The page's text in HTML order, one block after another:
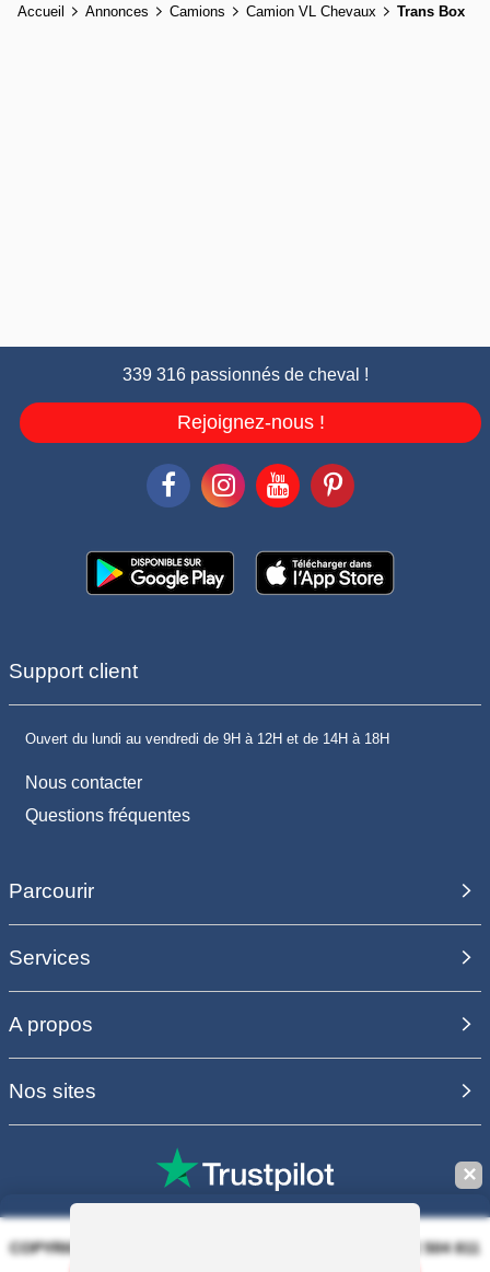
Accueil Annonces Camions Camion VL Chevaux Trans Box
339 316 passionnés de cheval !
Rejoignez-nous !
Support client
Ouvert du lundi au vendredi de 9H à 12H et de 14H à 18H
Nous contacter
Questions fréquentes
Parcourir
Services
A propos
Nos sites
COPYRIGHT 2006 - 2025 - EQUIRODI SAS - R.C.S. DOLE 504 811
✕